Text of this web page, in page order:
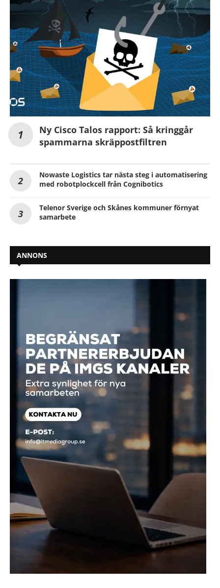
Ny Cisco Talos rapport: Så kringgår
spammarna skräppostfiltren
Nowaste Logistics tar nästa steg i automatisering
med robotplockcell från Cognibotics
Telenor Sverige och Skånes kommuner förnyat
samarbete
ANNONS